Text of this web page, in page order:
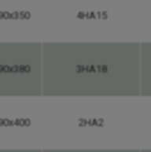
4HA15
3HA18
2HA2